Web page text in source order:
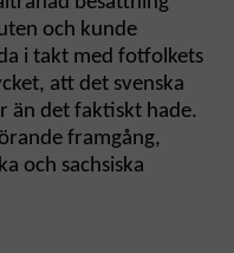
och kunde
i takt med fotfolkets
att det svenska
än det faktiskt hade.
framgång,
och sachsiska